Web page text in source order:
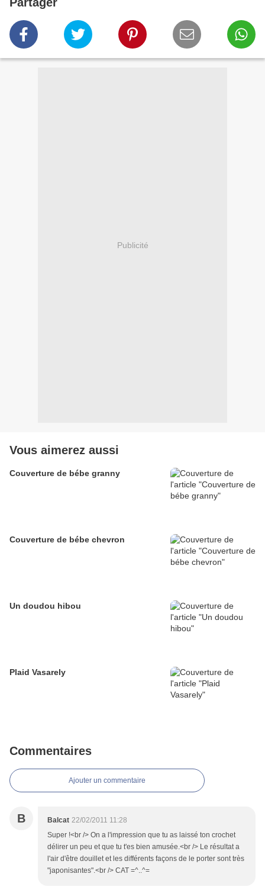
Publicité
Vous aimerez aussi
Couverture de bébe granny
Couverture de bébe chevron
Un doudou hibou
Plaid Vasarely
Commentaires
Ajouter un commentaire
B Balcat 22/02/2011 11:28
Super !<br /> On a l'impression que tu as laissé ton crochet
délirer un peu et que tu t'es bien amusée.<br /> Le résultat a
l'air d'être douillet et les différents façons de le porter sont très
"japonisantes".<br /> CAT =^..^=